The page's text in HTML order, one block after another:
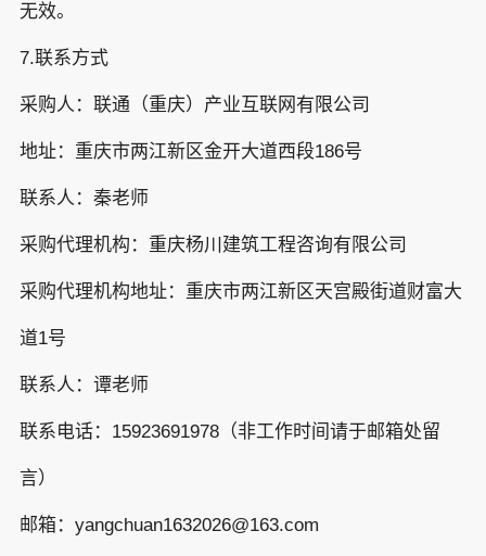
无效。
7.联系方式
采购人：联通（重庆）产业互联网有限公司
地址：重庆市两江新区金开大道西段186号
联系人：秦老师
采购代理机构：重庆杨川建筑工程咨询有限公司
采购代理机构地址：重庆市两江新区天宫殿街道财富大
道1号
联系人：谭老师
联系电话：15923691978（非工作时间请于邮箱处留
言）
邮箱：yangchuan1632026@163.com